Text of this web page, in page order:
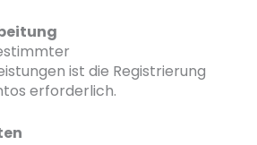
ist die Registrierung
erforderlich.